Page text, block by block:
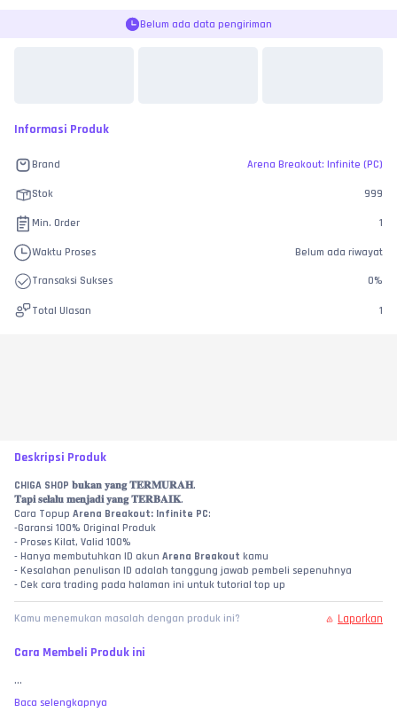
Belum ada data pengiriman
Informasi Produk
Brand Arena Breakout: Infinite (PC)
Stok 999
Min. Order 1
Waktu Proses Belum ada riwayat
Transaksi Sukses 0%
Total Ulasan 1
Deskripsi Produk
CHIGA SHOP 𝐛𝐮𝐤𝐚𝐧 𝐲𝐚𝐧𝐠 𝐓𝐄𝐑𝐌𝐔𝐑𝐀𝐇.
𝐓𝐚𝐩𝐢 𝐬𝐞𝐥𝐚𝐥𝐮 𝐦𝐞𝐧𝐣𝐚𝐝𝐢 𝐲𝐚𝐧𝐠 𝐓𝐄𝐑𝐁𝐀𝐈𝐊.
Cara Topup Arena Breakout: Infinite PC:
-Garansi 100% Original Produk
- Proses Kilat, Valid 100%
- Hanya membutuhkan ID akun Arena Breakout kamu
- Kesalahan penulisan ID adalah tanggung jawab pembeli sepenuhnya
- Cek cara trading pada halaman ini untuk tutorial top up
Kamu menemukan masalah dengan produk ini? Laporkan
Cara Membeli Produk ini
...
Baca selengkapnya